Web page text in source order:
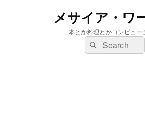
メサイア・ワ
本とか料理とかコンピュー
検
索:
検
索